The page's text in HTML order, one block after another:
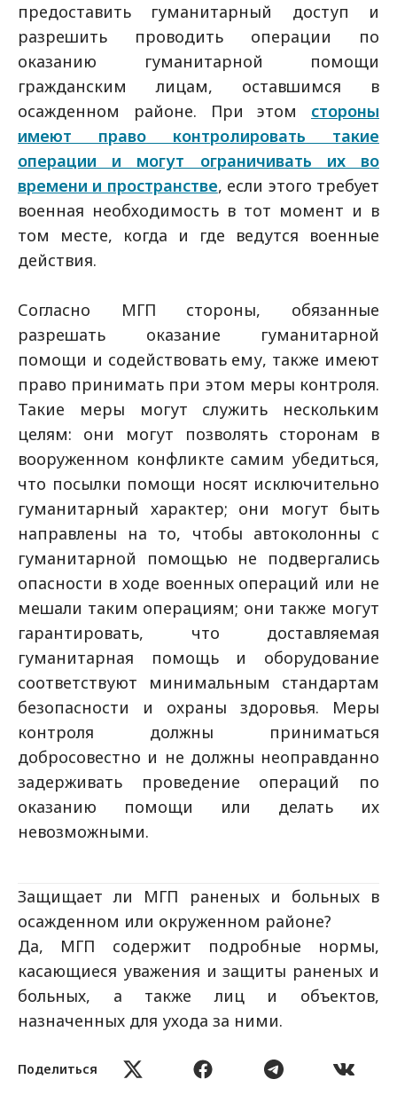
Поделиться
предоставить гуманитарный доступ и
разрешить проводить операции по
оказанию гуманитарной помощи
гражданским лицам, оставшимся в
осажденном районе. При этом стороны
имеют право контролировать такие
операции и могут ограничивать их во
времени и пространстве, если этого требует
военная необходимость в тот момент и в
том месте, когда и где ведутся военные
действия.
Согласно МГП стороны, обязанные
разрешать оказание гуманитарной
помощи и содействовать ему, также имеют
право принимать при этом меры контроля.
Такие меры могут служить нескольким
целям: они могут позволять сторонам в
вооруженном конфликте самим убедиться,
что посылки помощи носят исключительно
гуманитарный характер; они могут быть
направлены на то, чтобы автоколонны с
гуманитарной помощью не подвергались
опасности в ходе военных операций или не
мешали таким операциям; они также могут
гарантировать, что доставляемая
гуманитарная помощь и оборудование
соответствуют минимальным стандартам
безопасности и охраны здоровья. Меры
контроля должны приниматься
добросовестно и не должны неоправданно
задерживать проведение операций по
оказанию помощи или делать их
невозможными.
Защищает ли МГП раненых и больных в
осажденном или окруженном районе?
Да, МГП содержит подробные нормы,
касающиеся уважения и защиты раненых и
больных, а также лиц и объектов,
назначенных для ухода за ними.
В Женевских конвенциях содержится